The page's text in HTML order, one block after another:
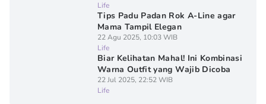
Life
Tips Padu Padan Rok A-Line agar
Mama Tampil Elegan
22 Agu 2025, 10:03 WIB
Life
Biar Kelihatan Mahal! Ini Kombinasi
Warna Outfit yang Wajib Dicoba
22 Jul 2025, 22:52 WIB
Life